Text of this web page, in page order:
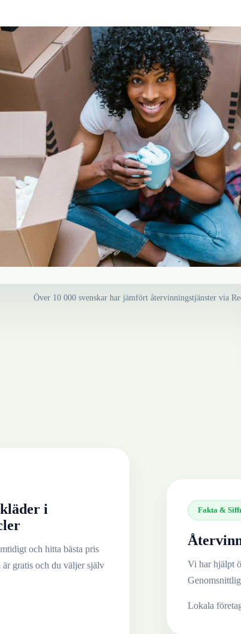
Över 10 000 svenskar har jämfört återvinningstjänster via
kläder i
och hitta bästa pris
är gratis och du väljer själv
Fakta &
Vi har hjälpt
Lokala